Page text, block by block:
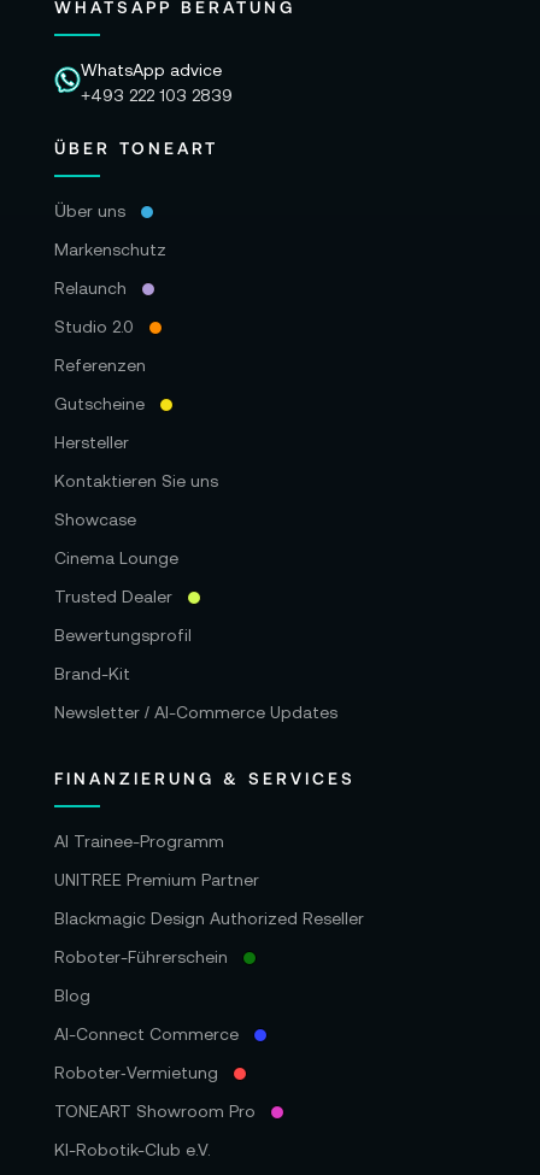
WHATSAPP BERATUNG
WhatsApp advice
+493 222 103 2839
ÜBER TONEART
Über uns
Markenschutz
Relaunch
Studio 2.0
Referenzen
Gutscheine
Hersteller
Kontaktieren Sie uns
Showcase
Cinema Lounge
Trusted Dealer
Bewertungsprofil
Brand-Kit
Newsletter / AI-Commerce Updates
FINANZIERUNG & SERVICES
AI Trainee-Programm
UNITREE Premium Partner
Blackmagic Design Authorized Reseller
Roboter-Führerschein
Blog
AI-Connect Commerce
Roboter‑Vermietung
TONEART Showroom Pro
KI-Robotik-Club e.V.